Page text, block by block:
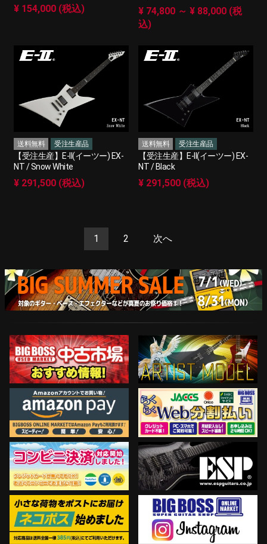
¥ 154,000 (税込)
¥ 74,800 ～ ¥ 88,000 (税
込)
送料無料 受注生産品
【受注生産】E-II(イーツー) EX-
NT / Snow White
¥ 291,500 (税込)
送料無料 受注生産品
【受注生産】E-II(イーツー) EX-
NT / Black
¥ 291,500 (税込)
1 2 次へ